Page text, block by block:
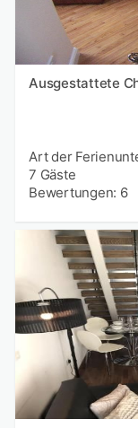
Ausgestattete
Art der
7 Gäste
Bewertungen: 6